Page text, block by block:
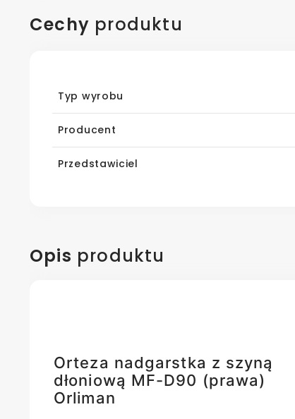
Cechy produktu
Typ wyrobu
Producent
Przedstawiciel
Opis produktu
Orteza nadgarstka z szyną
dłoniową MF-D90 (prawa)
Orliman